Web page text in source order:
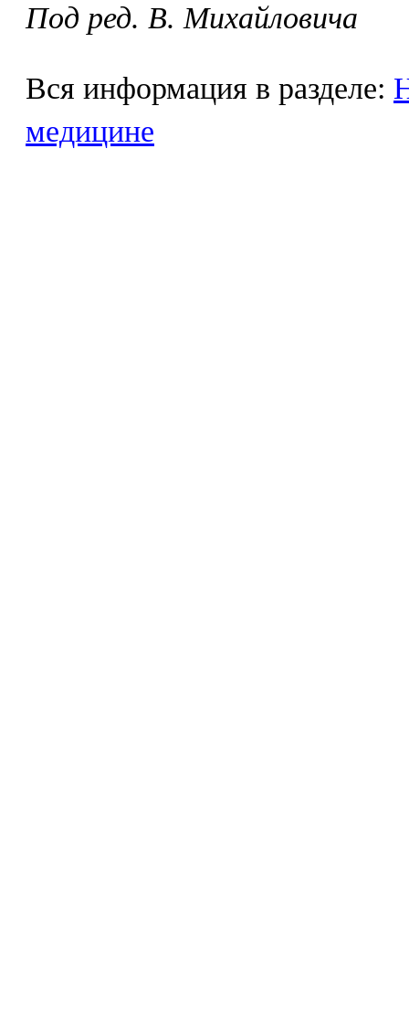
Под ред. В. Михайловича
Вся информация в разделе:
медицине